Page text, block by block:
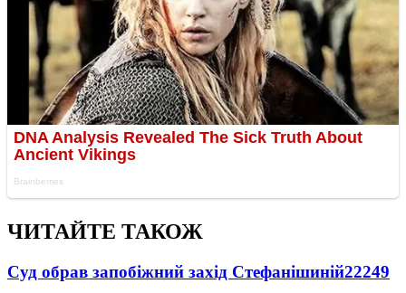
ЧИТАЙТЕ ТАКОЖ
Суд обрав запобіжний захід Стефанішиній22249